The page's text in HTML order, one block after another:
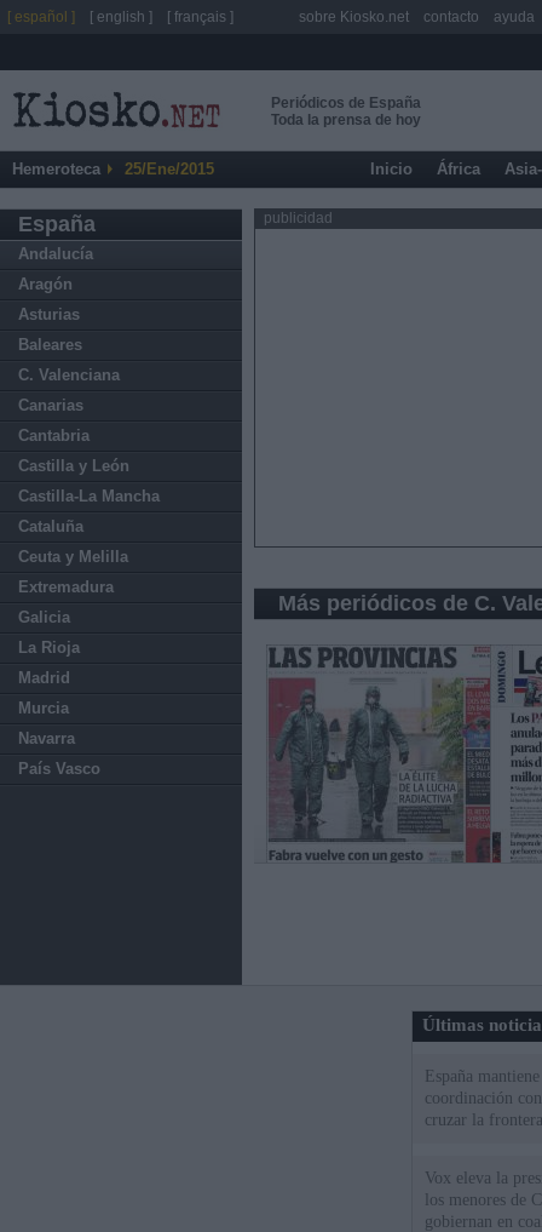
Periódicos de España
Toda la prensa de hoy
Hemeroteca 25/Ene/2015 Inicio África
España
Andalucía
Aragón
Asturias
Baleares
C. Valenciana
Canarias
Cantabria
Castilla y León
Castilla-La Mancha
Cataluña
Ceuta y Melilla
Extremadura
Galicia
La Rioja
Madrid
Murcia
Navarra
País Vasco
publicidad
Más periódicos de C.
Últimas
España
coordinación
cruzar la
Vox eleva la
los menores de
gobiernan en
[ español ] [ english ] [ français ] sobre Kiosko.net contacto ayuda